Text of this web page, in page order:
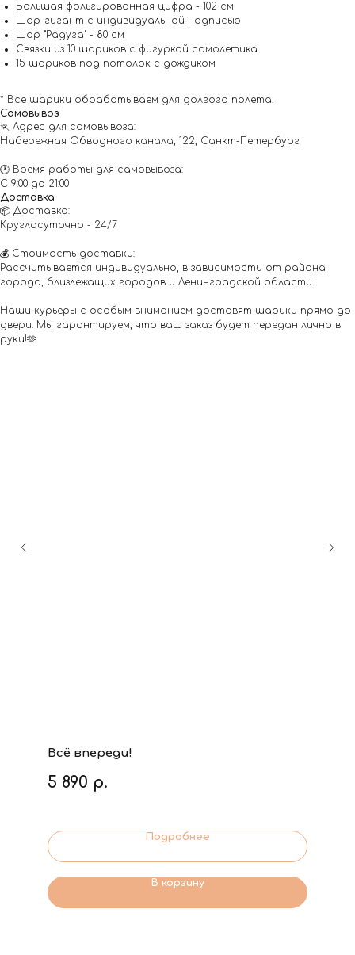
Большая фольгированная цифра - 102 см
Шар-гигант с индивидуальной надписью
Шар "Радуга" - 80 см
Связки из 10 шариков с фигуркой самолетика
15 шариков под потолок с дождиком
* Все шарики обрабатываем для долгого полета.
Самовывоз
🏃 Адрес для самовывоза:
Набережная Обводного канала, 122, Санкт-Петербург
🕐 Время работы для самовывоза:
С 9:00 до 21:00
Доставка
📦 Доставка:
Круглосуточно - 24/7
💰 Стоимость доставки:
Рассчитывается индивидуально, в зависимости от района
города, близлежащих городов и Ленинградской области.
Наши курьеры с особым вниманием доставят шарики прямо до
двери. Мы гарантируем, что ваш заказ будет передан лично в
руки!🫶
Всё впереди!
5 890 р.
Подробнее
В корзину